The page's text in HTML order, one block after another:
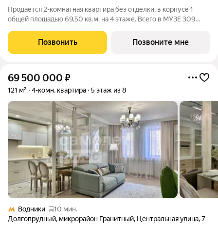
Продается 2-комнатная квартира без отделки, в корпусе 1
общей площадью 69,50 кв.м. на 4 этаже. Всего в МУЗЕ 309
террасами. Высота потолков от 3,5 до 4,65 м. Эксклюзивные
Позвонить Позвоните мне
69 500 000 ₽
121 м² 4-комн. квартира 5 этаж из 8
Водники
10 мин.
Долгопрудный, микрорайон Гранитный, Центральная улица,7